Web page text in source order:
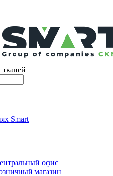
Smart
офис
магазин